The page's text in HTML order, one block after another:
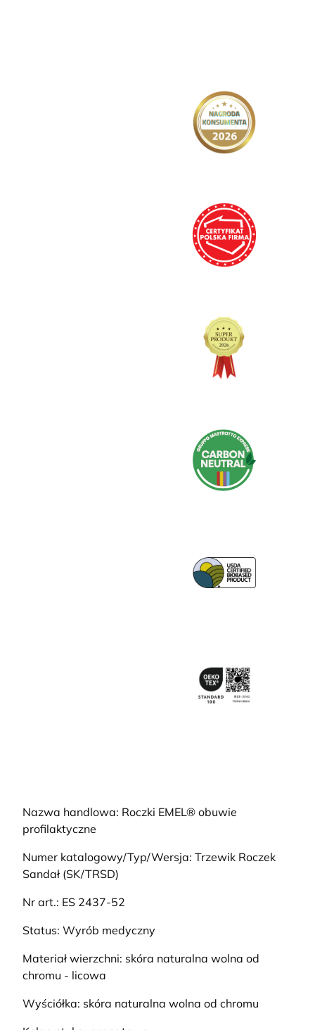
Nazwa handlowa: Roczki EMEL® obuwie
profilaktyczne
Numer katalogowy/Typ/Wersja: Trzewik Roczek
Sandał (SK/TRSD)
Nr art.: ES 2437-52
Status: Wyrób medyczny
Materiał wierzchni: skóra naturalna wolna od
chromu - licowa
Wyściółka: skóra naturalna wolna od chromu